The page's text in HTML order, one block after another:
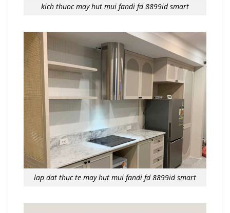
kich thuoc may hut mui fandi fd 8899id smart
lap dat thuc te may hut mui fandi fd 8899id smart